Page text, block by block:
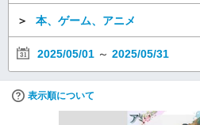
＞ 本、ゲーム、アニメ
2025/05/01 ～ 2025/05/31
表示順について